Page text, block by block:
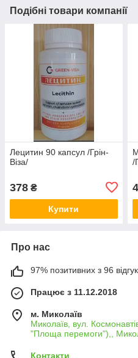
Подібні товари компанії
Лецитин 90 капсул /Грін-
Віза/
378 ₴
Купити
/
Про нас
97% позитивних з 96
Працює з 11.12.2018
м. Миколаїв
Миколаїв, вул.
"Площа перемоги"),,
Контакти